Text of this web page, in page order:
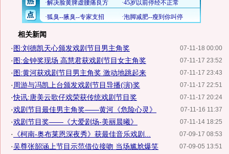
相关新闻
07-11-18 00:00
·图:刘德凯天心颁发戏剧节目男主角奖
07-11-17 23:52
·图:金钟奖现场 高慧君获戏剧节目女主角奖
07-11-17 23:43
·图:黄河获戏剧节目男主角奖 激动地跳起来
07-11-17 22:51
· 周游与冯凯上台颁发戏剧节目导播(演)奖
07-11-17 20:24
·快讯:唐美云歌仔戏荣获传统戏剧节目奖
07-11-16 11:37
·戏剧节目最佳男主角奖——黄河《危险心灵》
07-11-14 18:25
·戏剧节目奖——《大爱剧场-美丽晨曦》
07-09-17 08:53
· 《柯南-奥布莱恩深夜秀》获最佳音乐戏剧...
07-09-05 13:51
·吴尊张韶涵上节目示范借位接吻 当场尴尬爆笑